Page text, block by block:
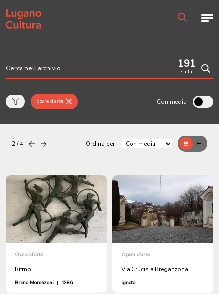
Home page
191
risultati
opere d'arte Con media
2 / 4 Precedentesuccessiva Ordina per GrigliaTable
Opera d'arte
Ritmo
Bruno Morenzoni | 1986
Opera d'arte
Via Crucis a Breganzona
ignoto